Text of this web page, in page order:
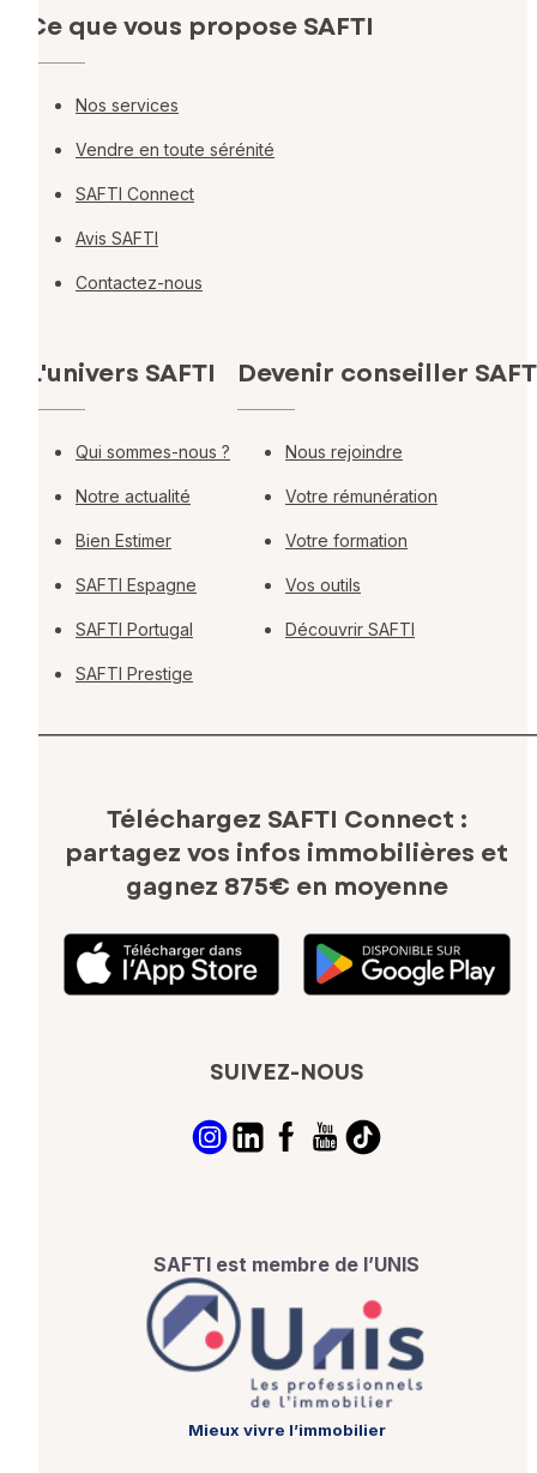
Ce que vous propose SAFTI
Nos services
Vendre en toute sérénité
SAFTI Connect
Avis SAFTI
Contactez-nous
L'univers SAFTI
Qui sommes-nous ?
Notre actualité
Bien Estimer
SAFTI Espagne
SAFTI Portugal
SAFTI Prestige
Devenir conseiller
Nous rejoindre
Votre rémunération
Votre formation
Vos outils
Découvrir SAFTI
Téléchargez SAFTI Connect :
partagez vos infos immobilières et
gagnez 875€ en moyenne
SUIVEZ-NOUS
SAFTI est membre de l’UNIS
Mieux vivre l’immobilier